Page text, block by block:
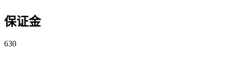
保证金
630